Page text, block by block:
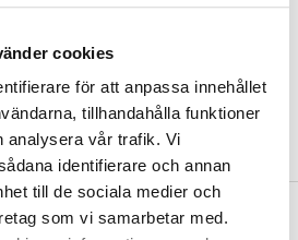
cookies
för att anpassa innehållet
tillhandahålla funktioner
analysera vår trafik. Vi
identifierare och annan
till de sociala medier och
som vi samarbetar med.
45 pcs
40CR and CrMo steel